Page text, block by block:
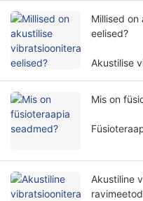
tegureid ja
Millised on
eelised?
Akustilise
ning seda
Mis on
aitab
taastada
viisil.
Akustiline
ravimeetod